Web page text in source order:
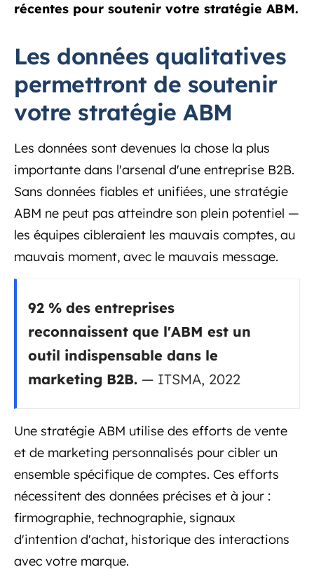
récentes pour soutenir votre stratégie ABM.
Les données qualitatives
permettront de soutenir
votre stratégie ABM
Les données sont devenues la chose la plus
importante dans l'arsenal d'une entreprise B2B.
Sans données fiables et unifiées, une stratégie
ABM ne peut pas atteindre son plein potentiel —
les équipes cibleraient les mauvais comptes, au
mauvais moment, avec le mauvais message.
92 % des entreprises
reconnaissent que l'ABM est un
outil indispensable dans le
marketing B2B. — ITSMA, 2022
Une stratégie ABM utilise des efforts de vente
et de marketing personnalisés pour cibler un
ensemble spécifique de comptes. Ces efforts
nécessitent des données précises et à jour :
firmographie, technographie, signaux
d'intention d'achat, historique des interactions
avec votre marque.